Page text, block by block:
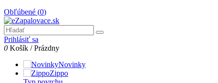
Obľúbené (0)
Prihlásiť sa
0 Košík /Prázdny
Novinky
Zippo